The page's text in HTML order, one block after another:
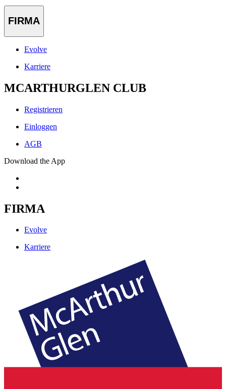
FIRMA
Evolve
Karriere
MCARTHURGLEN CLUB
Registrieren
Einloggen
AGB
Download the App
FIRMA
Evolve
Karriere